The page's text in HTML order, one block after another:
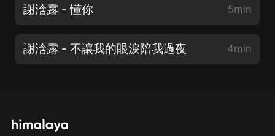
謝浛露 - 懂你 5min
謝浛露 - 不讓我的眼淚陪我過夜 4min